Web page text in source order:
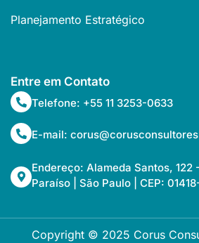
Planejamento Estratégico
Entre em Contato
Telefone: +55 11 3253-0633
E-mail:
Endereço: Alameda Santos, 122
Paraíso | São Paulo | CEP:
Copyright © 2025 Corus